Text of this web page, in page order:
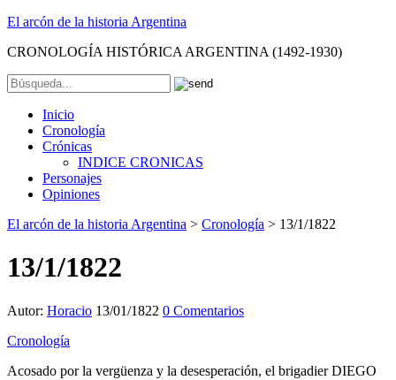
El arcón de la historia Argentina
CRONOLOGÍA HISTÓRICA ARGENTINA (1492-1930)
Inicio
Cronología
Crónicas
INDICE CRONICAS
Personajes
Opiniones
El arcón de la historia Argentina > Cronología > 13/1/1822
13/1/1822
Autor: Horacio 13/01/1822 0 Comentarios
Cronología
Acosado por la vergüenza y la desesperación, el brigadier DIEGO